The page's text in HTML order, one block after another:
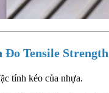
Đo Tensile Strength
tính kéo của nhựa.